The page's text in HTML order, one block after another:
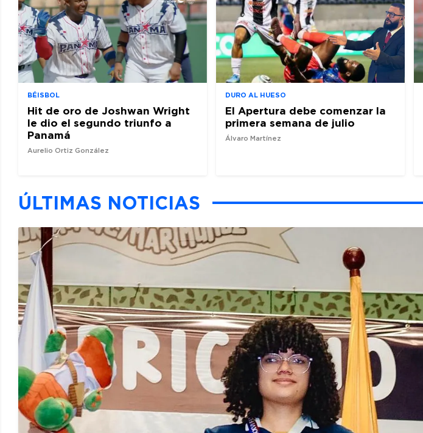
BÉISBOL
Hit de oro de Joshwan Wright
le dio el segundo triunfo a
Panamá
Aurelio Ortiz González
DURO AL HUESO
El Apertura debe comenzar la
primera semana de julio
Álvaro Martínez
ÚLTIMAS NOTICIAS